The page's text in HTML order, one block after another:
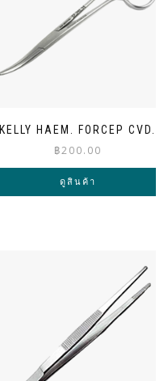
KELLY HAEM. FORCEP CVD.
฿200.00
ดูสินค้า